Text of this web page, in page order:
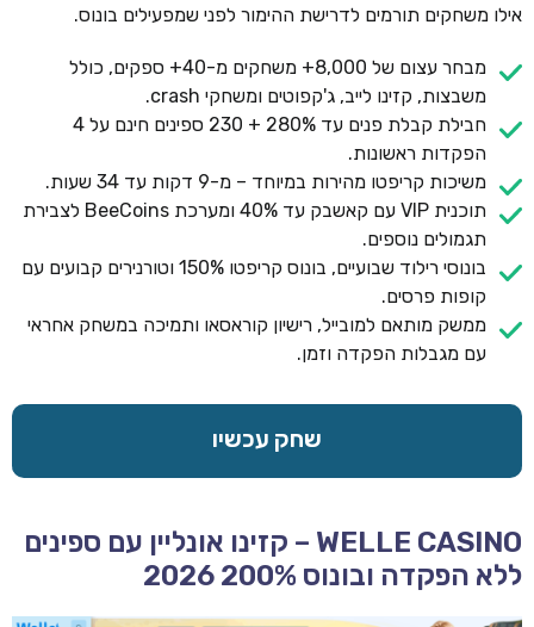
אילו משחקים תורמים לדרישת ההימור לפני שמפעילים בונוס.
מבחר עצום של 8,000+ משחקים מ-40+ ספקים, כולל
משבצות, קזינו לייב, ג'קפוטים ומשחקי crash.
חבילת קבלת פנים עד 280% + 230 ספינים חינם על 4
הפקדות ראשונות.
משיכות קריפטו מהירות במיוחד – מ-9 דקות עד 34 שעות.
תוכנית VIP עם קאשבק עד 40% ומערכת BeeCoins לצבירת
תגמולים נוספים.
בונוסי רילוד שבועיים, בונוס קריפטו 150% וטורנירים קבועים עם
קופות פרסים.
ממשק מותאם למובייל, רישיון קוראסאו ותמיכה במשחק אחראי
עם מגבלות הפקדה וזמן.
שחק עכשיו
WELLE CASINO – קזינו אונליין עם ספינים
ללא הפקדה ובונוס 200% 2026